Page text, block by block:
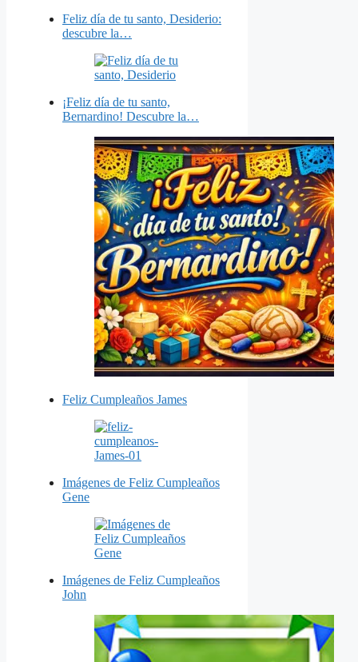
Feliz día de tu santo, Desiderio:
descubre la…
¡Feliz día de tu santo,
Bernardino! Descubre la…
Feliz Cumpleaños James
Imágenes de Feliz Cumpleaños
Gene
Imágenes de Feliz Cumpleaños
John